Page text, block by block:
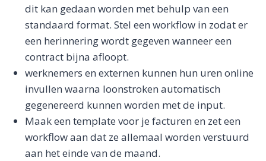
dit kan gedaan worden met behulp van een
standaard format. Stel een workflow in zodat er
een herinnering wordt gegeven wanneer een
contract bijna afloopt.
werknemers en externen kunnen hun uren online
invullen waarna loonstroken automatisch
gegenereerd kunnen worden met de input.
Maak een template voor je facturen en zet een
workflow aan dat ze allemaal worden verstuurd
aan het einde van de maand.